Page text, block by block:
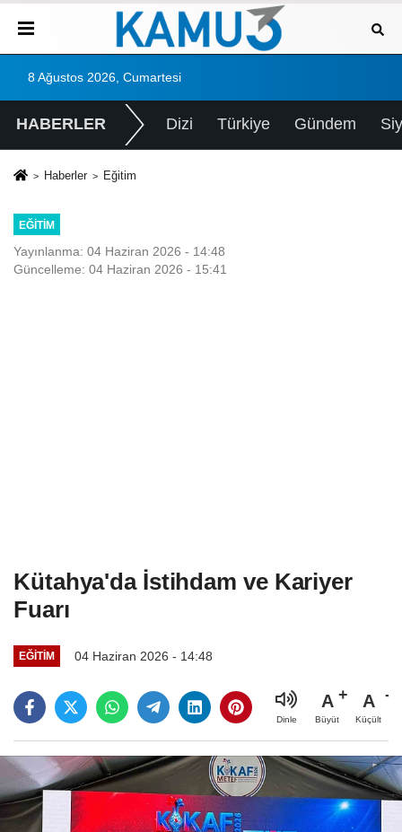
8 Ağustos 2026, Cumartesi
HABERLER Dizi Türkiye Gündem
Haberler Eğitim
EĞITIM
Yayınlanma: 04 Haziran 2026 - 14:48
Güncelleme: 04 Haziran 2026 - 15:41
Kütahya'da İstihdam ve Kariyer
Fuarı
EĞITIM 04 Haziran 2026 - 14:48
Dinle
A
Büyüt
A
Küçült